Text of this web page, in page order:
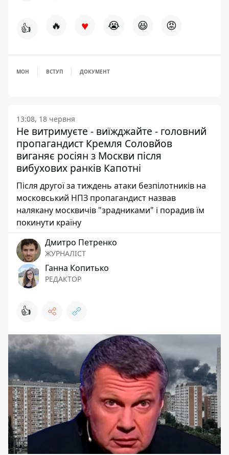
👍 🔥 ♥ 😭 😆 😡
МОН ВСТУП ДОКУМЕНТ
13:08, 18 червня
Не витримуєте - виїжджайте - головний
пропагандист Кремля Соловйов
виганяє росіян з Москви після
вибухових ранків Капотні
Після другої за тиждень атаки безпілотників на
московський НПЗ пропагандист назвав
налякану москвичів "зрадниками" і порадив їм
покинути країну
Дмитро Петренко
ЖУРНАЛІСТ
Ганна Копитько
РЕДАКТОР
👍